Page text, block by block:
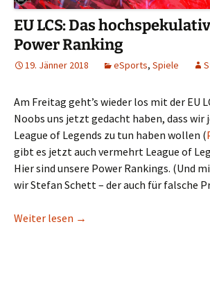
EU LCS: Das
Power Ranking
19. Jänner 2018 eSports, Spiele
Am Freitag geht’s wieder los mit der EU
Noobs uns jetzt gedacht haben, dass
League of Legends zu tun haben wollen (
gibt es jetzt auch vermehrt League of
Hier sind unsere Power Rankings. (Und
wir Stefan Schett – der auch für falsche
Weiter lesen EU LCS: Das
→